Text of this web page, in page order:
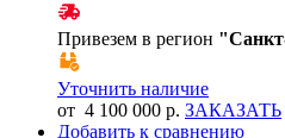
Привезем в регион "
Уточнить наличие
от 4 100 000 р. ЗАКАЗАТЬ
Добавить к сравнению